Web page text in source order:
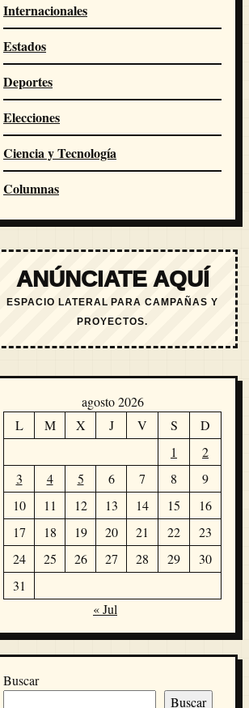
Internacionales
Estados
Deportes
Elecciones
Ciencia y Tecnología
Columnas
ANÚNCIATE AQUÍ
ESPACIO LATERAL PARA CAMPAÑAS Y
PROYECTOS.
agosto 2026
L
M X J V S
D
1
2
3
4 5 6 7 8
9
10
11 12 13 14 15
16
17
18 19 20 21 22
23
24
25 26 27 28 29
30
31
« Jul
Buscar
Buscar